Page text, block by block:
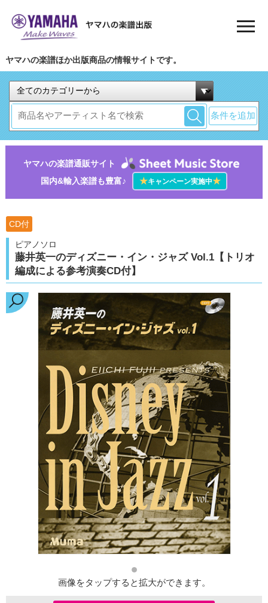
ヤマハの楽譜ほか出版商品の情報サイトです。
条件を追加
ヤマハの楽譜通販サイト
国内&輸入楽譜も豊富♪
★キャンペーン実施中★
CD付
ピアノソロ
藤井英一のディズニー・イン・ジャズ Vol.1【トリオ
編成による参考演奏CD付】
画像をタップすると拡大ができます。